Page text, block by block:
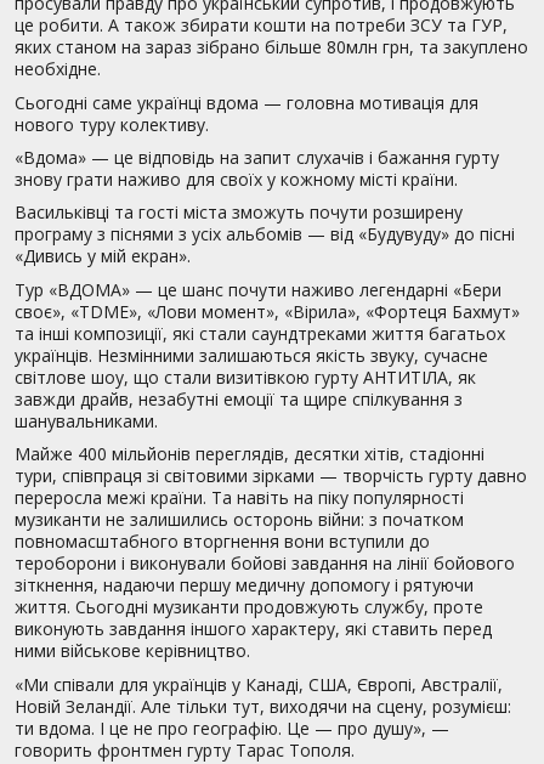
це робити. А також збирати кошти на потреби ЗСУ та ГУР,
яких станом на зараз зібрано більше 80млн грн, та закуплено
необхідне.
Сьогодні саме українці вдома — головна мотивація для
нового туру колективу.
«Вдома» — це відповідь на запит слухачів і бажання гурту
знову грати наживо для своїх у кожному місті країни.
Васильківці та гості міста зможуть почути розширену
програму з піснями з усіх альбомів — від «Будувуду» до пісні
«Дивись у мій екран».
Тур «ВДОМА» — це шанс почути наживо легендарні «Бери
своє», «TDME», «Лови момент», «Вірила», «Фортеця Бахмут»
та інші композиції, які стали саундтреками життя багатьох
українців. Незмінними залишаються якість звуку, сучасне
світлове шоу, що стали визитівкою гурту АНТИТІЛА, як
завжди драйв, незабутні емоції та щире спілкування з
шанувальниками.
Майже 400 мільйонів переглядів, десятки хітів, стадіонні
тури, співпраця зі світовими зірками — творчість гурту давно
переросла межі країни. Та навіть на піку популярності
музиканти не залишились осторонь війни: з початком
повномасштабного вторгнення вони вступили до
тероборони і виконували бойові завдання на лінії бойового
зіткнення, надаючи першу медичну допомогу і рятуючи
життя. Сьогодні музиканти продовжують службу, проте
виконують завдання іншого характеру, які ставить перед
ними військове керівництво.
«Ми співали для українців у Канаді, США, Європі, Австралії,
Новій Зеландії. Але тільки тут, виходячи на сцену, розумієш:
ти вдома. І це не про географію. Це — про душу», —
говорить фронтмен гурту Тарас Тополя.